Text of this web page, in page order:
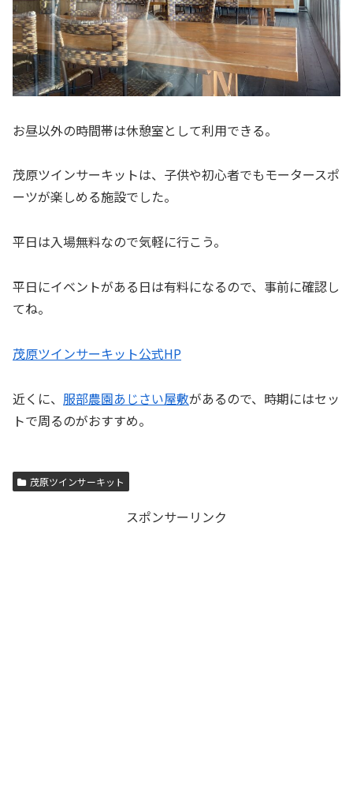
お昼以外の時間帯は休憩室として利用できる。
茂原ツインサーキットは、子供や初心者でもモータースポ
ーツが楽しめる施設でした。
平日は入場無料なので気軽に行こう。
平日にイベントがある日は有料になるので、事前に確認し
てね。
茂原ツインサーキット公式HP
近くに、 服部農園あじさい屋敷があるので、時期にはセッ
トで周るのがおすすめ。
茂原ツインサーキット
スポンサーリンク